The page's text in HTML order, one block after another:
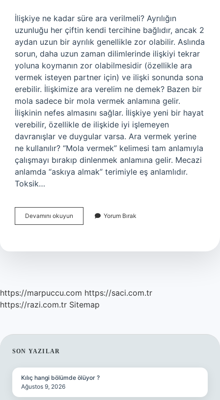
İlişkiye ne kadar süre ara verilmeli? Ayrılığın
uzunluğu her çiftin kendi tercihine bağlıdır, ancak 2
aydan uzun bir ayrılık genellikle zor olabilir. Aslında
sorun, daha uzun zaman dilimlerinde ilişkiyi tekrar
yoluna koymanın zor olabilmesidir (özellikle ara
vermek isteyen partner için) ve ilişki sonunda sona
erebilir. İlişkimize ara verelim ne demek? Bazen bir
mola sadece bir mola vermek anlamına gelir.
İlişkinin nefes almasını sağlar. İlişkiye yeni bir hayat
verebilir, özellikle de ilişkide iyi işlemeyen
davranışlar ve duygular varsa. Ara vermek yerine
ne kullanılır? “Mola vermek” kelimesi tam anlamıyla
çalışmayı bırakıp dinlenmek anlamına gelir. Mecazi
anlamda “askıya almak” terimiyle eş anlamlıdır.
Toksik…
Devamını okuyun
Ara
Gelir
Yorum Bırak
https://marpuccu.com https://saci.com.tr
https://razi.com.tr Sitemap
SIDEBAR
SON YAZILAR
Kılıç hangi bölümde ölüyor ?
Ağustos 9, 2026